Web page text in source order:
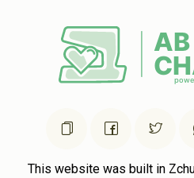
This website was built in